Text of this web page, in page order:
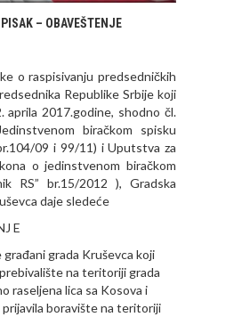
– OBAVEŠTENJE
o raspisivanju predsedničkih
Republike Srbije koji
aprila 2017.godine, shodno čl.
biračkom spisku
09 i 99/11) i Uputstva za
o jedinstvenom biračkom
RS” br.15/2012 ), Gradska
daje sledeće
E
grada Kruševca koji
na teritoriji grada
raseljena lica sa Kosova i
boravište na teritoriji